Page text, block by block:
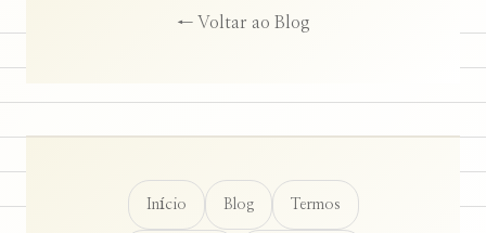
← Voltar ao Blog
Início Blog Termos